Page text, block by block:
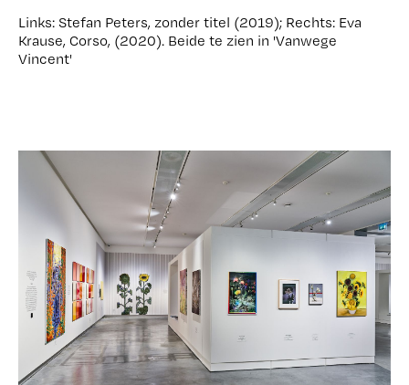
Links: Stefan Peters, zonder titel (2019); Rechts: Eva
Krause, Corso, (2020). Beide te zien in 'Vanwege
Vincent'